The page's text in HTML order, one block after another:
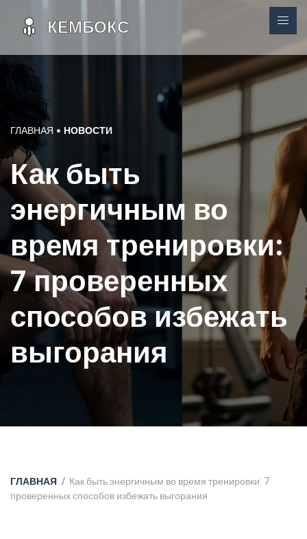
ГЛАВНАЯ НОВОСТИ
Как быть
энергичным во
время тренировки:
7 проверенных
способов избежать
выгорания
ГЛАВНАЯ
Как быть энергичным во время тренировки: 7
проверенных способов избежать выгорания